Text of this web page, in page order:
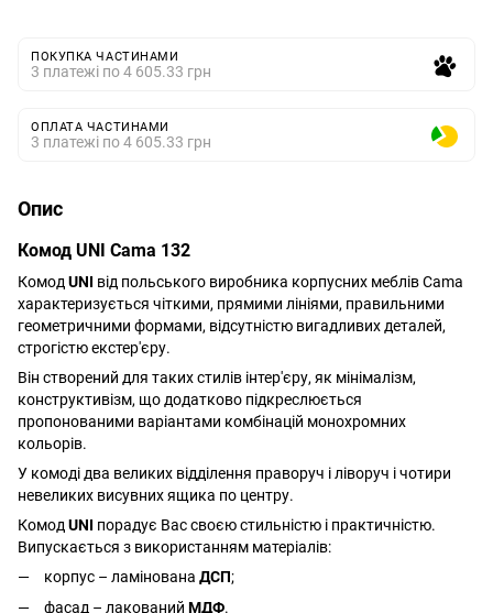
ПОКУПКА ЧАСТИНАМИ
3 платежі по 4 605.33 грн
ОПЛАТА ЧАСТИНАМИ
3 платежі по 4 605.33 грн
Опис
Комод UNI Cama 132
Комод UNI від польського виробника корпусних меблів Cama
характеризується чіткими, прямими лініями, правильними
геометричними формами, відсутністю вигадливих деталей,
строгістю екстер'єру.
Він створений для таких стилів інтер'єру, як мінімалізм,
конструктивізм, що додатково підкреслюється
пропонованими варіантами комбінацій монохромних
кольорів.
У комоді два великих відділення праворуч і ліворуч і чотири
невеликих висувних ящика по центру.
Комод UNI порадує Вас своєю стильністю і практичністю.
Випускається з використанням матеріалів:
корпус – ламінована ДСП;
фасад – лакований МДФ.